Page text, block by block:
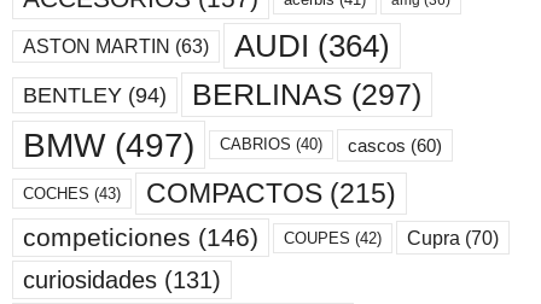
ASTON MARTIN (63) AUDI (364)
BENTLEY (94) BERLINAS (297)
BMW(497) CABRIOS (40) cascos (60)
COCHES (43) COMPACTOS (215)
competiciones (146) COUPES (42) Cupra (70)
curiosidades (131)